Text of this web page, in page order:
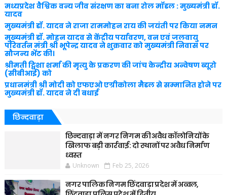
मध्यप्रदेश वैश्विक वन्य जीव संरक्षण का बना रोल मॉडल : मुख्यमंत्री डॉ.
यादव
मुख्यमंत्री डॉ. यादव ने राजा राममोहन राय की जयंती पर किया नमन
मुख्यमंत्री डॉ. मोहन यादव से केंद्रीय पर्यावरण, वन एवं जलवायु
परिवर्तन मंत्री श्री भूपेन्द्र यादव ने शुक्रवार को मुख्यमंत्री निवास पर
सौजन्य भेंट की।
श्रीमती ट्विशा शर्मा की मृत्यु के प्रकरण की जांच केन्द्रीय अन्वेषण ब्यूरो
(सीबीआई) को
प्रधानमंत्री श्री मोदी को एफएओ एग्रीकोला मैडल से सम्मानित होने पर
मुख्यमंत्री डॉ. यादव ने दी बधाई
छिन्दवाड़ा
छिन्दवाड़ा में नगर निगम की अवैध कॉलोनियों के
खिलाफ बड़ी कार्रवाई: दो स्थानों पर अवैध निर्माण
ध्वस्त
Unknown Feb 25, 2026
नगर पालिक निगम छिंदवाड़ा प्रदेश में अव्वल,